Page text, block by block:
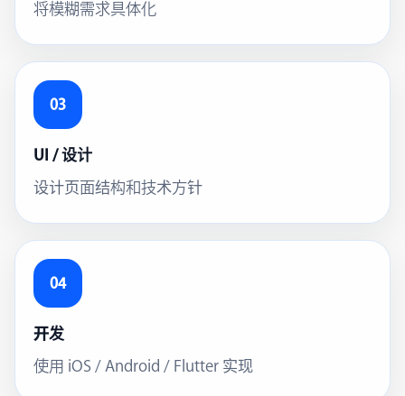
将模糊需求具体化
03
UI / 设计
设计页面结构和技术方针
04
开发
使用 iOS / Android / Flutter 实现